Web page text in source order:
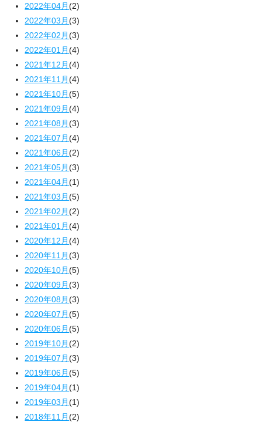
2022年04月(2)
2022年03月(3)
2022年02月(3)
2022年01月(4)
2021年12月(4)
2021年11月(4)
2021年10月(5)
2021年09月(4)
2021年08月(3)
2021年07月(4)
2021年06月(2)
2021年05月(3)
2021年04月(1)
2021年03月(5)
2021年02月(2)
2021年01月(4)
2020年12月(4)
2020年11月(3)
2020年10月(5)
2020年09月(3)
2020年08月(3)
2020年07月(5)
2020年06月(5)
2019年10月(2)
2019年07月(3)
2019年06月(5)
2019年04月(1)
2019年03月(1)
2018年11月(2)